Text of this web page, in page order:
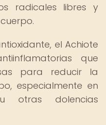
radicales libres y
el Achiote
que
para reducir la
especialmente en
otras dolencias